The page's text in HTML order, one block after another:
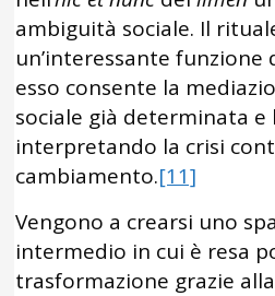
ambiguità sociale. Il
un’interessante funzione
esso consente la
sociale già determinata e
interpretando la crisi
cambiamento.[11]
Vengono a crearsi uno
intermedio in cui è resa
trasformazione grazie